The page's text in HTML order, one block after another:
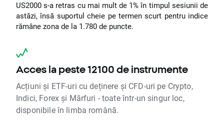
US2000 s-a retras cu mai mult de 1% în timpul sesiunii de
astăzi, însă suportul cheie pe termen scurt pentru indice
rămâne zona de la 1.780 de puncte.
Acces la peste 12100 de instrumente
Acțiuni și ETF-uri cu deținere și CFD-uri pe Crypto,
Indici, Forex și Mărfuri - toate într-un singur loc,
disponibile în limba română.